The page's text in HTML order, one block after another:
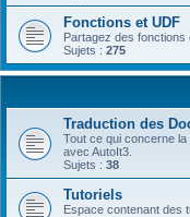
Fonctions et UDF
Partagez des fonctions
Sujets : 275
Traduction des
Tout ce qui concerne
avec AutoIt3.
Sujets : 38
Tutoriels
Espace contenant des